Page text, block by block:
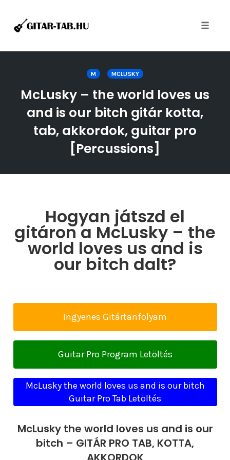
M MCLUSKY
McLusky – the world loves us
and is our bitch gitár kotta,
tab, akkordok, guitar pro
[Percussions]
Hogyan játszd el
gitáron a McLusky – the
world loves us and is
our bitch dalt?
Ingyenes Gitártanfolyam
Guitar Pro Program Letöltés
McLusky the world loves us and is our bitch
Guitar Pro Tab Letöltés
McLusky the world loves us and is our
bitch – GITÁR PRO TAB, KOTTA,